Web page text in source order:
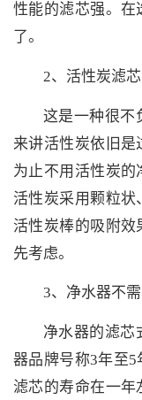
性能的滤芯强。在
了。
2、活性炭滤
这是一种很不
来讲活性炭依旧是
为止不用活性炭
活性炭采用颗粒状
活性炭棒的吸附
先考虑。
3、净水器不
净水器的滤芯
器品牌号称3年至
滤芯的寿命在一